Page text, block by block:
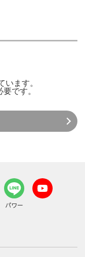
います。
要です。
パワー